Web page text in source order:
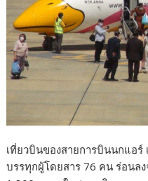
เที่ยวบินของสายการบินนกแอร์
บรรทุกผู้โดยสาร 76 คน ร่อนล